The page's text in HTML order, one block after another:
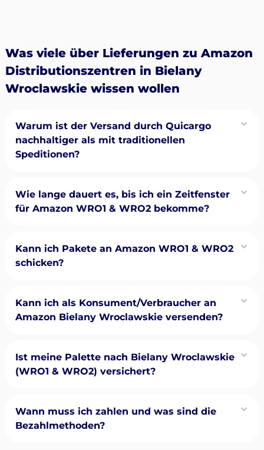
Was viele über Lieferungen zu Amazon
Distributionszentren in Bielany
Wroclawskie wissen wollen
Warum ist der Versand durch Quicargo
nachhaltiger als mit traditionellen
Speditionen?
Wie lange dauert es, bis ich ein Zeitfenster
für Amazon WRO1 & WRO2 bekomme?
Kann ich Pakete an Amazon WRO1 & WRO2
schicken?
Kann ich als Konsument/Verbraucher an
Amazon Bielany Wroclawskie versenden?
Ist meine Palette nach Bielany Wroclawskie
(WRO1 & WRO2) versichert?
Wann muss ich zahlen und was sind die
Bezahlmethoden?